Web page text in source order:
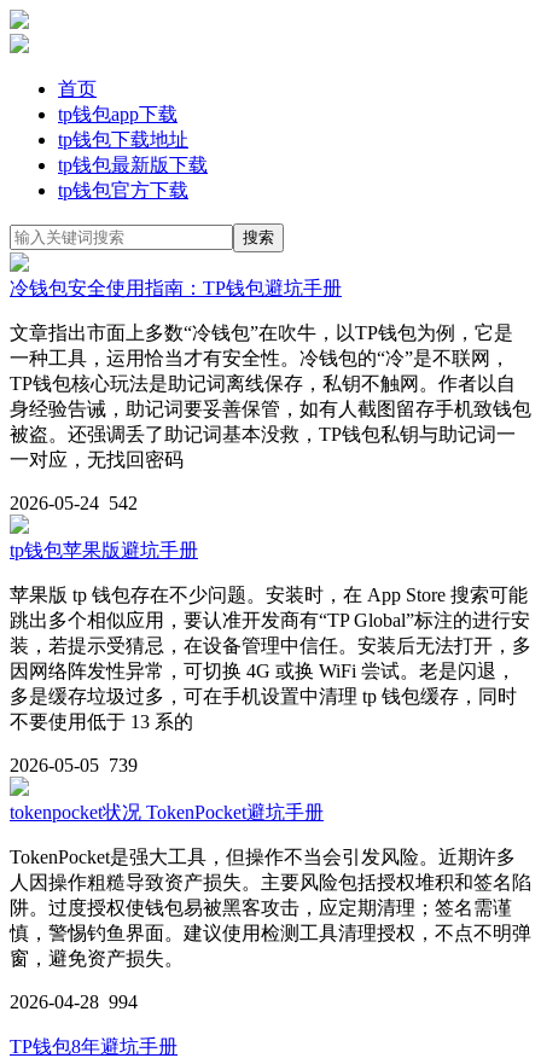
首页
tp钱包app下载
tp钱包下载地址
tp钱包最新版下载
tp钱包官方下载
冷钱包安全使用指南：TP钱包避坑手册
文章指出市面上多数“冷钱包”在吹牛，以TP钱包为例，它是
一种工具，运用恰当才有安全性。冷钱包的“冷”是不联网，
TP钱包核心玩法是助记词离线保存，私钥不触网。作者以自
身经验告诫，助记词要妥善保管，如有人截图留存手机致钱包
被盗。还强调丢了助记词基本没救，TP钱包私钥与助记词一
一对应，无找回密码
2026-05-24 542
tp钱包苹果版避坑手册
苹果版 tp 钱包存在不少问题。安装时，在 App Store 搜索可能
跳出多个相似应用，要认准开发商有“TP Global”标注的进行安
装，若提示受猜忌，在设备管理中信任。安装后无法打开，多
因网络阵发性异常，可切换 4G 或换 WiFi 尝试。老是闪退，
多是缓存垃圾过多，可在手机设置中清理 tp 钱包缓存，同时
不要使用低于 13 系的
2026-05-05 739
tokenpocket状况 TokenPocket避坑手册
TokenPocket是强大工具，但操作不当会引发风险。近期许多
人因操作粗糙导致资产损失。主要风险包括授权堆积和签名陷
阱。过度授权使钱包易被黑客攻击，应定期清理；签名需谨
慎，警惕钓鱼界面。建议使用检测工具清理授权，不点不明弹
窗，避免资产损失。
2026-04-28 994
TP钱包8年避坑手册